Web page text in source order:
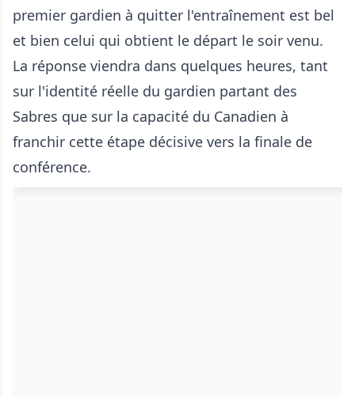
premier gardien à quitter l'entraînement est bel
et bien celui qui obtient le départ le soir venu.
La réponse viendra dans quelques heures, tant
sur l'identité réelle du gardien partant des
Sabres que sur la capacité du Canadien à
franchir cette étape décisive vers la finale de
conférence.